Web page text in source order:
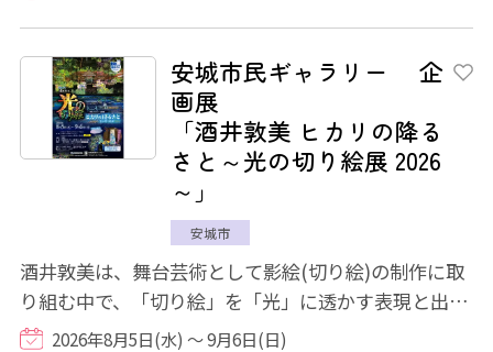
安城市民ギャラリー 企
画展
「酒井敦美 ヒカリの降る
さと～光の切り絵展 2026
～」
安城市
酒井敦美は、舞台芸術として影絵(切り絵)の制作に取
り組む中で、「切り絵」を「光」に透かす表現と出会
ったことをきっかけに、「光の切り絵」作家...
2026年8月5日(水) ～ 9月6日(日)